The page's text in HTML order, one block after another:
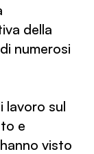
della
numerosi
lavoro sul
e
visto